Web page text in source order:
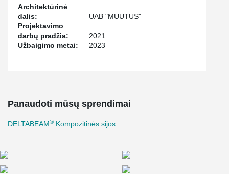
gelžbetoniniams rygeliams atremti ant DELTABEAM
Šios unikalios pirmosios pastato dalies savybės išskiria jį iš kitų
konstrukcijų ir parodo konstruktoriaus bei „Peikko Lietuva“
kompetenciją ir novatorišką mąstymą.
Architektūrinė
dalis:
UAB "MUUTUS"
Projektavimo
darbų pradžia:
2021
Užbaigimo metai:
2023
Panaudoti mūsų sprendimai
DELTABEAM® Kompozitinės sijos